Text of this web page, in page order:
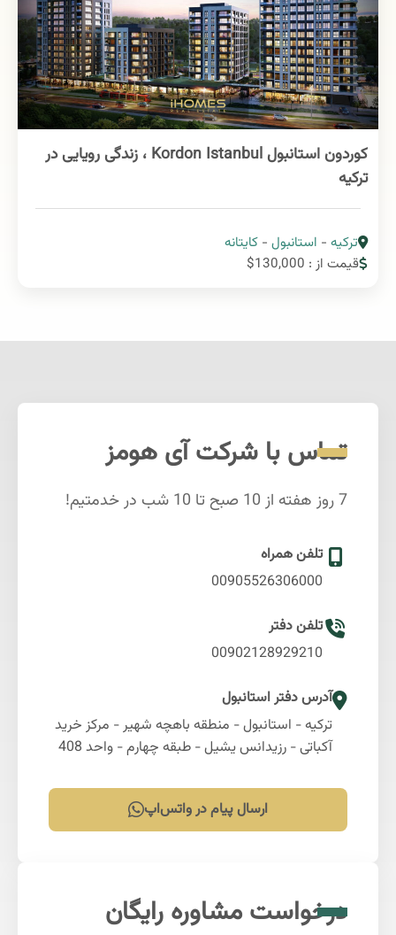
کوردون استانبول Kordon Istanbul ، زندگی رویایی در
ترکیه
ترکیه - استانبول - کایتانه
قیمت از : 130,000$
تماس با شرکت آی هومز
7 روز هفته از 10 صبح تا 10 شب در خدمتیم!
تلفن همراه
00905526306000
تلفن دفتر
00902128929210
آدرس دفتر استانبول
ترکیه - استانبول - منطقه باهچه شهیر - مرکز خرید
آکباتی - رزیدانس یشیل - طبقه چهارم - واحد 408
ارسال پیام در واتس‌اپ
درخواست مشاوره رایگان